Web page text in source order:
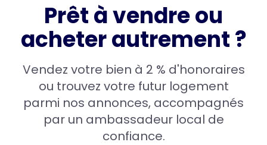
Prêt à vendre ou
acheter autrement ?
Vendez votre bien à 2 % d'honoraires
ou trouvez votre futur logement
parmi nos annonces, accompagnés
par un ambassadeur local de
confiance.